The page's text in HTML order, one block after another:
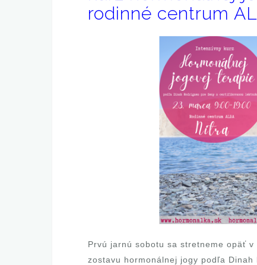
rodinné centrum
Prvú jarnú sobotu sa stretneme opäť
zostavu hormonálnej jogy podľa